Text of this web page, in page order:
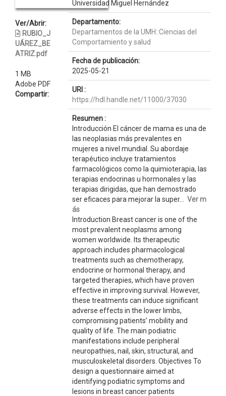
Ver/Abrir:
RUBIO_J
UÁREZ_BE
ATRIZ.pdf
1 MB
Adobe PDF
Compartir:
Universidad Miguel Hernández
Departamento:
Departamentos de la UMH::Ciencias del
Comportamiento y salud
Fecha de publicación:
2025-05-21
URI :
https://hdl.handle.net/11000/37030
Resumen :
Introducción El cáncer de mama es una de
las neoplasias más prevalentes en
mujeres a nivel mundial. Su abordaje
terapéutico incluye tratamientos
farmacológicos como la quimioterapia, las
terapias endocrinas u hormonales y las
terapias dirigidas, que han demostrado
ser eficaces para mejorar la super... Ver m
ás
Introduction Breast cancer is one of the
most prevalent neoplasms among
women worldwide. Its therapeutic
approach includes pharmacological
treatments such as chemotherapy,
endocrine or hormonal therapy, and
targeted therapies, which have proven
effective in improving survival. However,
these treatments can induce significant
adverse effects in the lower limbs,
compromising patients’ mobility and
quality of life. The main podiatric
manifestations include peripheral
neuropathies, nail, skin, structural, and
musculoskeletal disorders. Objectives To
design a questionnaire aimed at
identifying podiatric symptoms and
lesions in breast cancer patients